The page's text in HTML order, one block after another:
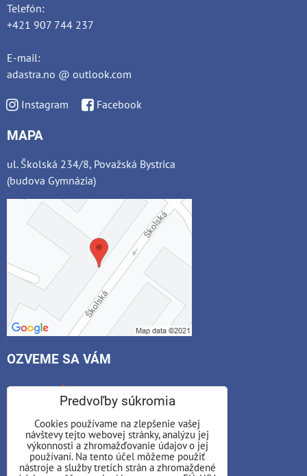
Telefón:
+421 907 744 237
E-mail:
adastra.no @ outlook.com
Instagram Facebook
MAPA
ul. Školská 234/8, Považská Bystrica
(budova Gymnázia)
OZVEME SA VÁM
Váš e-mail:*
Váš telefón:*
Predvoľby súkromia
Cookies používame na zlepšenie vašej
návštevy tejto webovej stránky, analýzu jej
výkonnosti a zhromažďovanie údajov o jej
používaní. Na tento účel môžeme použiť
nástroje a služby tretích strán a zhromaždené